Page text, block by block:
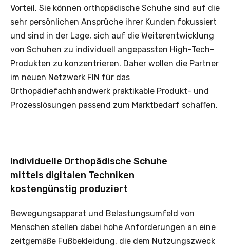
Vorteil. Sie können orthopädische Schuhe sind auf die
sehr persönlichen Ansprüche ihrer Kunden fokussiert
und sind in der Lage, sich auf die Weiterentwicklung
von Schuhen zu individuell angepassten High-Tech-
Produkten zu konzentrieren. Daher wollen die Partner
im neuen Netzwerk FIN für das
Orthopädiefachhandwerk praktikable Produkt- und
Prozesslösungen passend zum Marktbedarf schaffen.
Individuelle Orthopädische Schuhe
mittels digitalen Techniken
kostengünstig produziert
Bewegungsapparat und Belastungsumfeld von
Menschen stellen dabei hohe Anforderungen an eine
zeitgemäße Fußbekleidung, die dem Nutzungszweck